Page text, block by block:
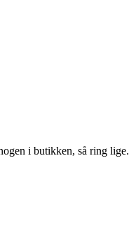
i butikken, så ring lige.